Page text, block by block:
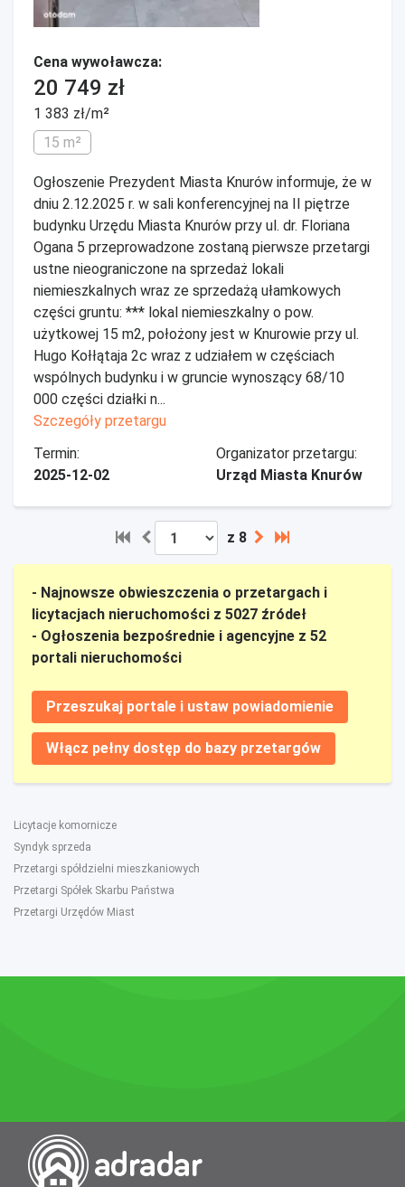
Cena wywoławcza:
20 749 zł
1 383 zł/m²
15 m²
Ogłoszenie Prezydent Miasta Knurów informuje, że w
dniu 2.12.2025 r. w sali konferencyjnej na II piętrze
budynku Urzędu Miasta Knurów przy ul. dr. Floriana
Ogana 5 przeprowadzone zostaną pierwsze przetargi
ustne nieograniczone na sprzedaż lokali
niemieszkalnych wraz ze sprzedażą ułamkowych
części gruntu: *** lokal niemieszkalny o pow.
użytkowej 15 m2, położony jest w Knurowie przy ul.
Hugo Kołłątaja 2c wraz z udziałem w częściach
wspólnych budynku i w gruncie wynoszący 68/10
000 części działki n...
Szczegóły przetargu
Termin:
2025-12-02
Organizator przetargu:
Urząd Miasta Knurów
z 8
- Najnowsze obwieszczenia o przetargach i
licytacjach nieruchomości z 5027 źródeł
- Ogłoszenia bezpośrednie i agencyjne z 52
portali nieruchomości
Przeszukaj portale i ustaw powiadomienie
Włącz pełny dostęp do bazy przetargów
Licytacje komornicze
Syndyk sprzeda
Przetargi spółdzielni mieszkaniowych
Przetargi Spółek Skarbu Państwa
Przetargi Urzędów Miast